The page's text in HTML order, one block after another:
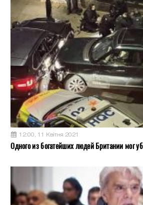
12:00, 11 Квітня 2021
Одного из богатейших людей Британии мог